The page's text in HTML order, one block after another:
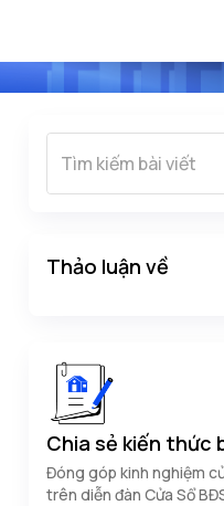
Thảo luận về
Chia sẻ kiến thức
Đóng góp kinh nghiệm
trên diễn đàn Cửa Sổ